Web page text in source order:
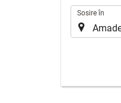
Sosire în